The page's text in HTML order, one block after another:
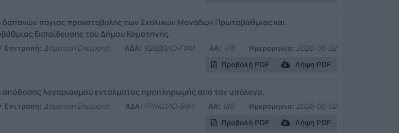
δαπανών πάγιας προκαταβολής των Σχολικών Μονάδων Πρωτοβάθμιας και
Εκπαίδευσης του Δήμου Κομοτηνής.
Επιτροπή: Δημοτική Επιτροπή ΑΔΑ: 926ΒΩΛΟ-ΓΦΜ ΑΑ: 178 Ημερομηνία: 2026-06-02
Προβολή PDF Λήψη PDF
απόδοσης λογαριασμού εντάλματος προπληρωμής από τον υπόλογο.
Επιτροπή: Δημοτική Επιτροπή ΑΔΑ: Ρ7Ν4ΩΛΟ-Β9Η ΑΑ: 180 Ημερομηνία: 2026-06-02
Προβολή PDF Λήψη PDF